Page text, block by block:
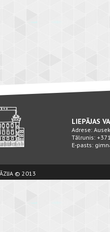
LIEPĀJAS
Adrese:
Tālrunis:
E-pasts:
© 2013